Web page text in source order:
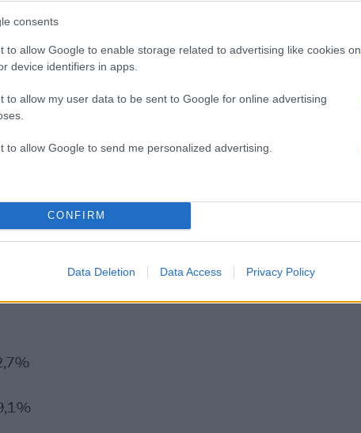
consents
to allow Google to enable storage related to advertising like cookies on
device identifiers in apps.
to allow my user data to be sent to Google for online advertising
to allow Google to send me personalized advertising.
CONFIRM
Data Deletion Data Access Privacy Policy